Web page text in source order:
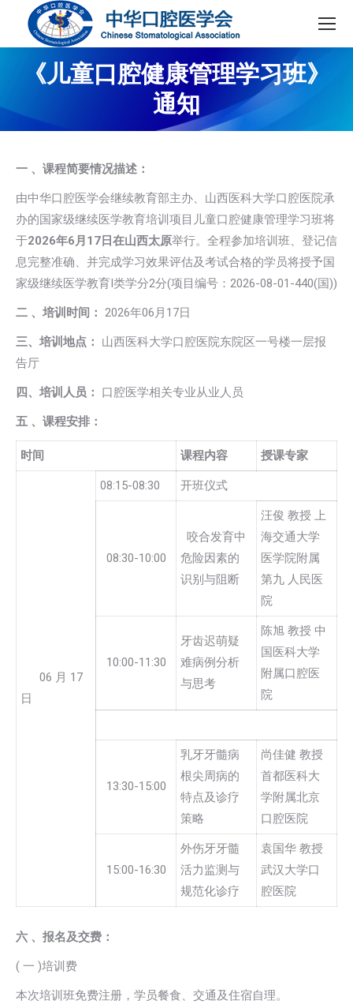
《儿童口腔健康管理学习班》
通知
一 、课程简要情况描述：
由中华口腔医学会继续教育部主办、山西医科大学口腔医院承
办的国家级继续医学教育培训项目儿童口腔健康管理学习班将
于2026年6月17日在山西太原举行。全程参加培训班、登记信
息完整准确、并完成学习效果评估及考试合格的学员将授予国
家级继续医学教育I类学分2分(项目编号：2026-08-01-440(国))
二 、培训时间： 2026年06月17日
三、培训地点：
山西医科大学口腔医院东院区一号楼一层报
告厅
四、培训人员： 口腔医学相关专业从业人员
五 、课程安排：
时间 课程内容 授课专家
06 月 17
日
08:15-08:30 开班仪式
08:30-10:00
咬合发育中
危险因素的
识别与阻断
汪俊 教授 上
海交通大学
医学院附属
第九 人民医
院
10:00-11:30
牙齿迟萌疑
难病例分析
与思考
陈旭 教授 中
国医科大学
附属口腔医
院
13:30-15:00
乳牙牙髓病
根尖周病的
特点及诊疗
策略
尚佳健 教授
首都医科大
学附属北京
口腔医院
15:00-16:30
外伤牙牙髓
活力监测与
规范化诊疗
袁国华 教授
武汉大学口
腔医院
六 、报名及交费：
( 一 )培训费
本次培训班免费注册，学员餐食、交通及住宿自理。